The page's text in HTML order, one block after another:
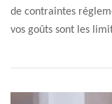
de contraintes
vos goûts sont les